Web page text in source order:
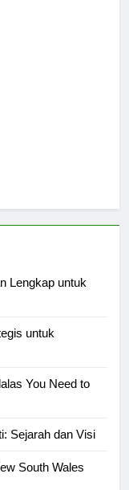
Lengkap untuk
untuk
You Need to
South Wales